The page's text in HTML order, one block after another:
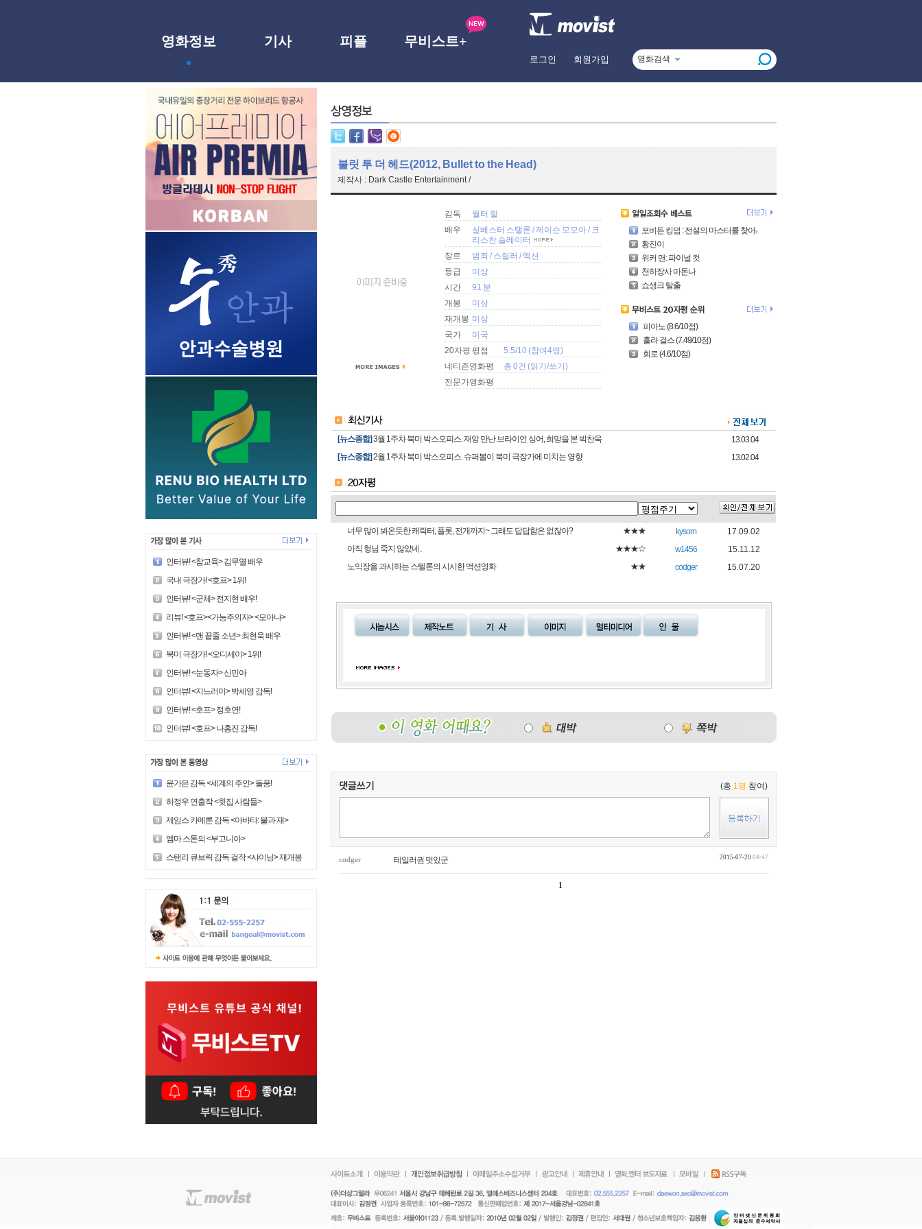
영화정보 기사 피플 무비스트+
로그인 회원가입 영화검색
인터뷰! <참교육> 김무열 배우
국내 극장가! <호프> 1위!
인터뷰! <군체> 전지현 배우!
리뷰! <호프><가능주의자> <모아나>
인터뷰! <맨 끝줄 소년> 최현욱 배우
북미 극장가! <오디세이> 1위!
인터뷰! <눈동자> 신민아
인터뷰! <지느러미> 박세영 감독!
인터뷰! <호프> 정호연!
인터뷰! <호프> 나홍진 감독!
윤가은 감독 <세계의 주인> 돌풍!
하정우 연출작 <윗집 사람들>
제임스 카메론 감독 <아바타: 불과 재>
엠마 스톤의 <부고니아>
스탠리 큐브릭 감독 걸작 <샤이닝> 재개봉!
불릿 투 더 헤드(2012, Bullet to the Head)
제작사 : Dark Castle Entertainment /
감독
월터 힐
배우
실베스터 스탤론 /제이슨 모모아/크
리스찬 슬레이터
장르
범죄 /스릴러 /액션
등급
미상
시간
91 분
개봉
미상
재개봉 미상
국가
미국
20자평 평점
5.5/10 (참여4명)
네티즌영화평
총 0건 (읽기 /쓰기 )
전문가영화평
포비든 킹덤 : 전설의 마스터를 찾아서
황진이
위커 맨: 파이널 컷
천하장사 마돈나
쇼생크 탈출
피아노 (8.6/10점)
훌라 걸스 (7.49/10점)
회로 (4.6/10점)
[뉴스종합] 3월 1주차 북미 박스오피스. 재앙 만난 브라이언 싱어, 희망을 본 박찬욱
13.03.04
[뉴스종합] 2월 1주차 북미 박스오피스. 슈퍼볼이 북미 극장가에 미치는 영향 13.02.04
너무 많이 봐온듯한 캐릭터, 플롯, 전개까지~ 그래도 답답함은 없잖아? ★★★ kysom
17.09.02
아직 형님 죽지 않았네..
★★★☆ w1456
15.11.12
노익장을 과시하는 스텔론의 시시한 액션영화
★★ codger 15.07.20
(총 1명 참여)
codger 테일러권 멋있군 2015-07-20 04:47
1